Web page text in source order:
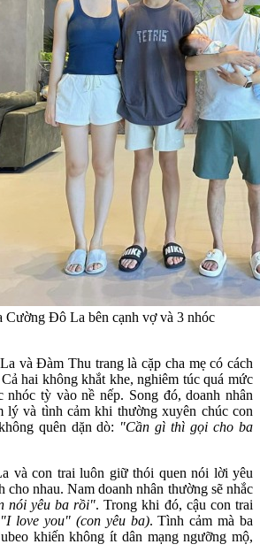
Cường Đô La bên cạnh vợ và 3 nhóc
và Đàm Thu trang là cặp cha mẹ có cách
hai không khắt khe, nghiêm túc quá mức
nhóc tỳ vào nề nếp. Song đó, doanh nhân
lý và tình cảm khi thường xuyên chúc con
quên dặn dò: "Cần gì thì gọi cho ba
và con trai luôn giữ thói quen nói lời yêu
cho nhau. Nam doanh nhân thường sẽ nhắc
nói yêu ba rồi". Trong khi đó, cậu con trai
"I love you" (con yêu ba). Tình cảm mà ba
khiến không ít dân mạng ngưỡng mộ,